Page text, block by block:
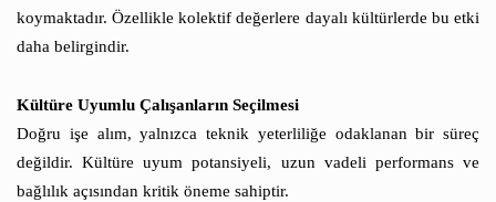
koymaktadır. Özellikle kolektif değerlere dayalı kültürlerde bu etki
daha belirgindir.
Kültüre Uyumlu Çalışanların Seçilmesi
Doğru işe alım, yalnızca teknik yeterliliğe odaklanan bir süreç
değildir. Kültüre uyum potansiyeli, uzun vadeli performans ve
bağlılık açısından kritik öneme sahiptir.